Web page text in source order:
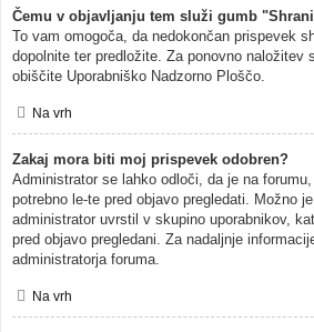
Čemu v objavljanju tem služi gumb
To vam omogoča, da nedokončan prispevek
dopolnite ter predložite. Za ponovno naložitev
obiščite Uporabniško Nadzorno Ploščo.
Na vrh
Zakaj mora biti moj prispevek odobren?
Administrator se lahko odloči, da je na
potrebno le-te pred objavo pregledati. Možno
administrator uvrstil v skupino uporabnikov,
pred objavo pregledani. Za nadaljnje
administratorja foruma.
Na vrh